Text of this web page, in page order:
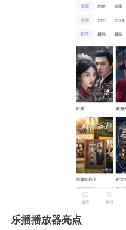
乐播播放器亮点